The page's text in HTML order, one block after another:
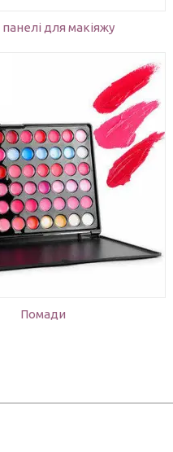
панелі для макіяжу
Помади
затребувані інтимні товари
у вашій
життя. Найвища якість і
безпека для вашого